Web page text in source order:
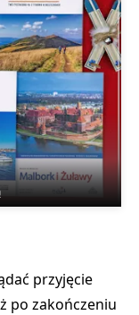
przyjęcie
po zakończeniu